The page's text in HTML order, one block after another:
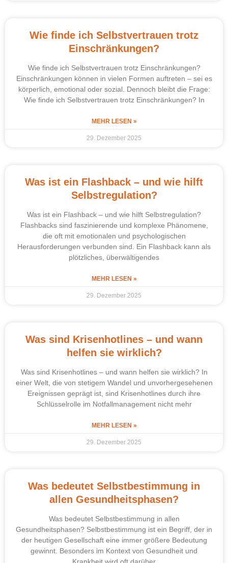
Wie finde ich Selbstvertrauen trotz
Einschränkungen?
Wie finde ich Selbstvertrauen trotz Einschränkungen?
Einschränkungen können in vielen Formen auftreten – sei es
körperlich, emotional oder sozial. Dennoch bleibt die Frage:
Wie finde ich Selbstvertrauen trotz Einschränkungen? In
MEHR LESEN »
29. Dezember 2025
Was ist ein Flashback – und wie hilft
Selbstregulation?
Was ist ein Flashback – und wie hilft Selbstregulation?
Flashbacks sind faszinierende und komplexe Phänomene,
die oft mit emotionalen und psychologischen
Herausforderungen verbunden sind. Ein Flashback kann als
plötzliches, überwältigendes
MEHR LESEN »
29. Dezember 2025
Was sind Krisenhotlines – und wann
helfen sie wirklich?
Was sind Krisenhotlines – und wann helfen sie wirklich? In
einer Welt, die von stetigem Wandel und unvorhergesehenen
Ereignissen geprägt ist, sind Krisenhotlines durch ihre
Schlüsselrolle im Notfallmanagement nicht mehr
MEHR LESEN »
29. Dezember 2025
Was bedeutet Selbstbestimmung in
allen Gesundheitsphasen?
Was bedeutet Selbstbestimmung in allen
Gesundheitsphasen? Selbstbestimmung ist ein Begriff, der in
der heutigen Gesellschaft eine immer größere Bedeutung
gewinnt. Besonders im Kontext von Gesundheit und